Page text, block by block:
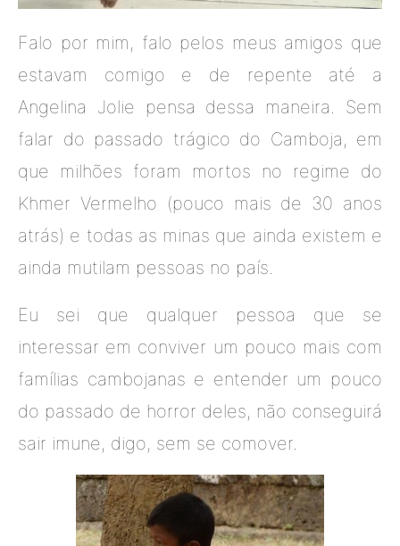
Falo por mim, falo pelos meus amigos que
estavam comigo e de repente até a
Angelina Jolie pensa dessa maneira. Sem
falar do passado trágico do Camboja, em
que milhões foram mortos no regime do
Khmer Vermelho (pouco mais de 30 anos
atrás) e todas as minas que ainda existem e
ainda mutilam pessoas no país.
Eu sei que qualquer pessoa que se
interessar em conviver um pouco mais com
famílias cambojanas e entender um pouco
do passado de horror deles, não conseguirá
sair imune, digo, sem se comover.